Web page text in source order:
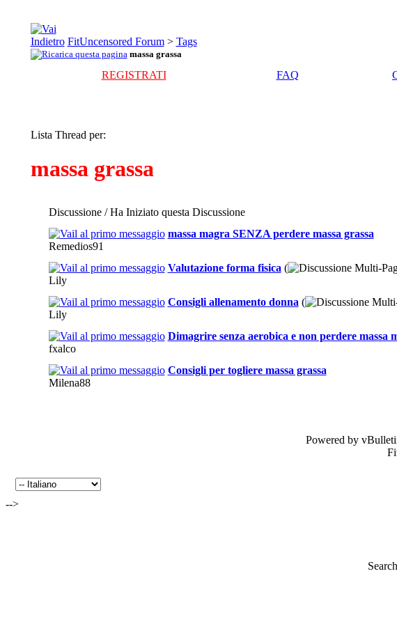
FitUncensored Forum > Tags
massa grassa
REGISTRATI FAQ
Lista Thread per:
massa grassa
Discussione / Ha Iniziato questa Discussione
massa magra SENZA perdere massa grassa
Remedios91
Valutazione forma fisica (
Lily
Consigli allenamento donna (
Lily
Dimagrire senza aerobica e non perdere massa
fxalco
Consigli per togliere massa grassa
Milena88
Powered by
-->